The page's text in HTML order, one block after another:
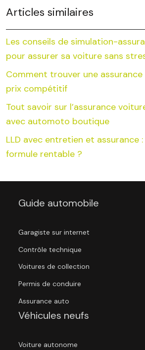
Articles similaires
Les conseils de simulation-
pour assurer sa voiture sans
Comment trouver une
prix compétitif
Tout savoir sur l’assurance
avec automoto boutique
LLD avec entretien et assurance
formule rentable ?
Guide automobile
Garagiste sur internet
Contrôle technique
Voitures de collection
Permis de conduire
Assurance auto
Véhicules neufs
Voiture autonome